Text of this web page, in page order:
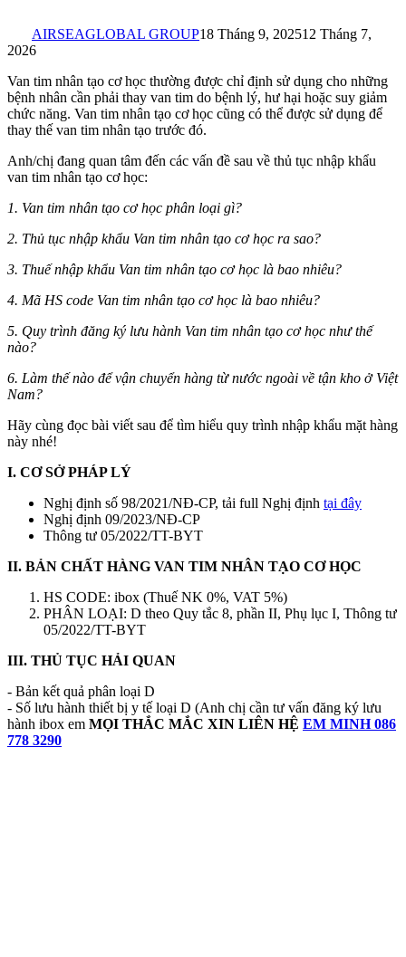
AIRSEAGLOBAL GROUP18 Tháng 9, 202512 Tháng 7,
2026
Van tim nhân tạo cơ học thường được chỉ định sử dụng cho những
bệnh nhân cần phải thay van tim do bệnh lý, hư hại hoặc suy giảm
chức năng. Van tim nhân tạo cơ học cũng có thể được sử dụng để
thay thế van tim nhân tạo trước đó.
Anh/chị đang quan tâm đến các vấn đề sau về thủ tục nhập khẩu
van tim nhân tạo cơ học:
1. Van tim nhân tạo cơ học phân loại gì?
2. Thủ tục nhập khẩu Van tim nhân tạo cơ học ra sao?
3. Thuế nhập khẩu Van tim nhân tạo cơ học là bao nhiêu?
4. Mã HS code Van tim nhân tạo cơ học là bao nhiêu?
5. Quy trình đăng ký lưu hành Van tim nhân tạo cơ học như thế
nào?
6. Làm thế nào để vận chuyển hàng từ nước ngoài về tận kho ở Việt
Nam?
Hãy cùng đọc bài viết sau để tìm hiểu quy trình nhập khẩu mặt hàng
này nhé!
I. CƠ SỞ PHÁP LÝ
Nghị định số 98/2021/NĐ-CP, tải full Nghị định tại đây
Nghị định 09/2023/NĐ-CP
Thông tư 05/2022/TT-BYT
II. BẢN CHẤT HÀNG VAN TIM NHÂN TẠO CƠ HỌC
HS CODE: ibox (Thuế NK 0%, VAT 5%)
PHÂN LOẠI: D theo Quy tắc 8, phần II, Phụ lục I, Thông tư
05/2022/TT-BYT
III. THỦ TỤC HẢI QUAN
- Bản kết quả phân loại D
- Số lưu hành thiết bị y tế loại D (Anh chị cần tư vấn đăng ký lưu
hành ibox em MỌI THẮC MẮC XIN LIÊN HỆ EM MINH 086
778 3290